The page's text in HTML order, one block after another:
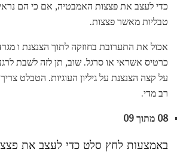
כדי לעצב את פצצות האמבטיה, אם כי הם
טבליות מאשר פצצות.
אכול את התערובת בחוזקה לתוך הצנצנת ו
כרטיס אשראי או סרגל. שוב, תן לזה לשבת
על קצה הצנצנת על גיליון העוגיות. הטבלט
רב מדי.
08 מתוך 09
באמצעות לחץ סלט כדי לעצב את